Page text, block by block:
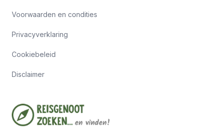
Voorwaarden en condities
Privacyverklaring
Cookiebeleid
Disclaimer